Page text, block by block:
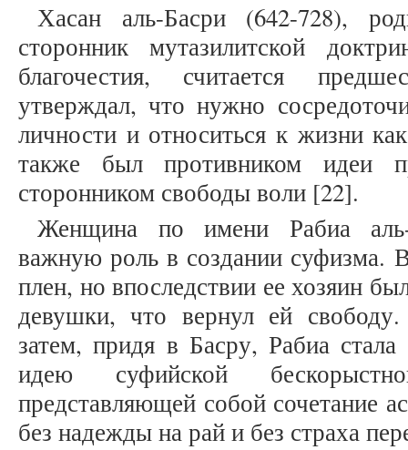
Хасан аль-Басри (642-728),
сторонник мутазилитской
благочестия, считается
утверждал, что нужно
личности и относиться к жизни
также был противником идеи
сторонником свободы воли [22].
Женщина по имени Рабиа аль-
важную роль в создании суфизма.
плен, но впоследствии ее хозяин
девушки, что вернул ей
затем, придя в Басру, Рабиа
идею суфийской
представляющей собой сочетание
без надежды на рай и без страха